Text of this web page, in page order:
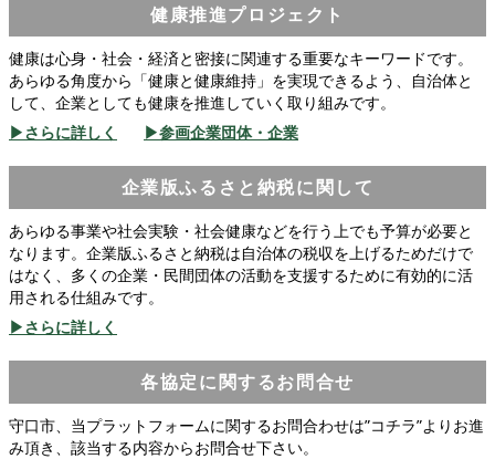
健康推進プロジェクト
健康は心身・社会・経済と密接に関連する重要なキーワードです。
あらゆる角度から「健康と健康維持」を実現できるよう、自治体と
して、企業としても健康を推進していく取り組みです。
▶さらに詳しく
▶参画企業団体・企業
企業版ふるさと納税に関して
あらゆる事業や社会実験・社会健康などを行う上でも予算が必要と
なります。企業版ふるさと納税は自治体の税収を上げるためだけで
はなく、多くの企業・民間団体の活動を支援するために有効的に活
用される仕組みです。
▶さらに詳しく
各協定に関するお問合せ
守口市、当プラットフォームに関するお問合わせは”コチラ”よりお進
み頂き、該当する内容からお問合せ下さい。